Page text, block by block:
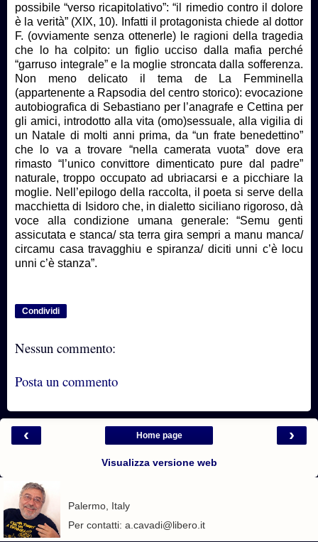
possibile “verso ricapitolativo”: “il rimedio contro il dolore
è la verità” (XIX, 10). Infatti il protagonista chiede al dottor
F. (ovviamente senza ottenerle) le ragioni della tragedia
che lo ha colpito: un figlio ucciso dalla mafia perché
“garruso integrale” e la moglie stroncata dalla sofferenza.
Non meno delicato il tema de La Femminella
(appartenente a Rapsodia del centro storico): evocazione
autobiografica di Sebastiano per l’anagrafe e Cettina per
gli amici, introdotto alla vita (omo)sessuale, alla vigilia di
un Natale di molti anni prima, da “un frate benedettino”
che lo va a trovare “nella camerata vuota” dove era
rimasto “l’unico convittore dimenticato pure dal padre”
naturale, troppo occupato ad ubriacarsi e a picchiare la
moglie. Nell’epilogo della raccolta, il poeta si serve della
macchietta di Isidoro che, in dialetto siciliano rigoroso, dà
voce alla condizione umana generale: “Semu genti
assicutata e stanca/ sta terra gira sempri a manu manca/
circamu casa travagghiu e spiranza/ diciti unni c’è locu
unni c’è stanza”.
Condividi
Nessun commento:
Posta un commento
‹ ›
Home page
Visualizza versione web
Palermo, Italy
Per contatti: a.cavadi@libero.it